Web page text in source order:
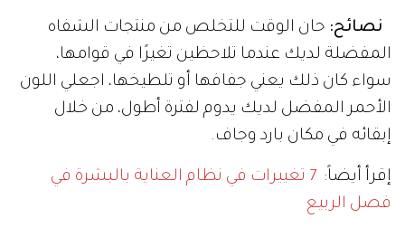
نصائح: حان الوقت للتخلص من منتجات الشفاه
المفضلة لديك عندما تلاحظين تغيرًا في قوامها،
سواء كان ذلك يعني جفافها أو تلطيخها، اجعلي اللون
الأحمر المفضل لديك يدوم لفترة أطول، من خلال
إبقائه في مكان بارد وجاف.
إقرأ أيضاً:
7 تغييرات في نظام العناية بالبشرة في
فصل الربيع